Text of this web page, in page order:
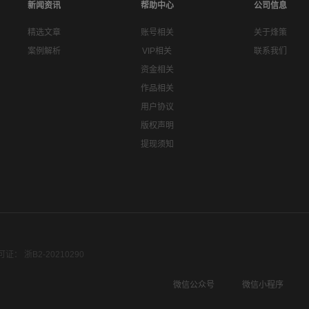
新闻资讯
精选文章
案例解析
帮助中心
账号相关
VIP相关
资金相关
作品相关
用户协议
版权声明
提现须知
公司信息
关于烽策
联系我们
证： 浙B2-20210290
微信公众号
微信小程序